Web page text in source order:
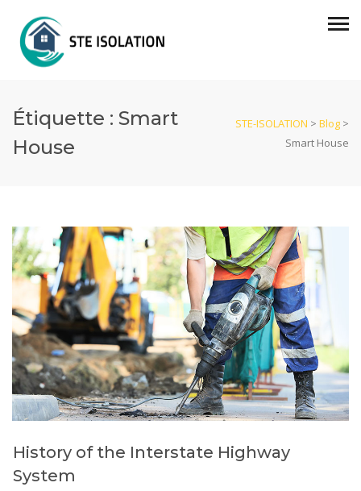
Étiquette : Smart
House
STE-ISOLATION > Blog >
Smart House
History of the Interstate Highway
System